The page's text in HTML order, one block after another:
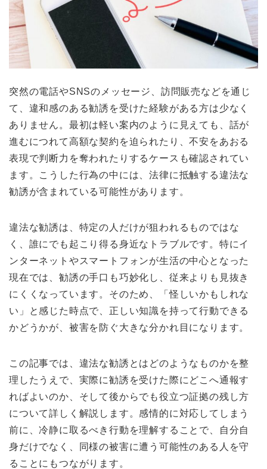
突然の電話やSNSのメッセージ、訪問販売などを通じ
て、違和感のある勧誘を受けた経験がある方は少なく
ありません。最初は軽い案内のように見えても、話が
進むにつれて高額な契約を迫られたり、不安をあおる
表現で判断力を奪われたりするケースも確認されてい
ます。こうした行為の中には、法律に抵触する違法な
勧誘が含まれている可能性があります。
違法な勧誘は、特定の人だけが狙われるものではな
く、誰にでも起こり得る身近なトラブルです。特にイ
ンターネットやスマートフォンが生活の中心となった
現在では、勧誘の手口も巧妙化し、従来よりも見抜き
にくくなっています。そのため、「怪しいかもしれな
い」と感じた時点で、正しい知識を持って行動できる
かどうかが、被害を防ぐ大きな分かれ目になります。
この記事では、違法な勧誘とはどのようなものかを整
理したうえで、実際に勧誘を受けた際にどこへ通報す
ればよいのか、そして後からでも役立つ証拠の残し方
について詳しく解説します。感情的に対応してしまう
前に、冷静に取るべき行動を理解することで、自分自
身だけでなく、同様の被害に遭う可能性のある人を守
ることにもつながります。